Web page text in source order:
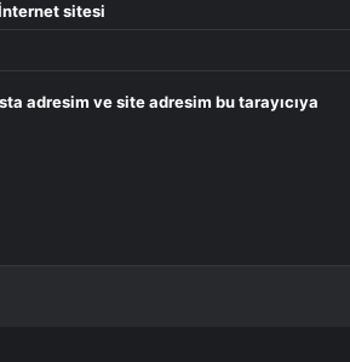
sitesi
adresim ve site adresim bu tarayıcıya